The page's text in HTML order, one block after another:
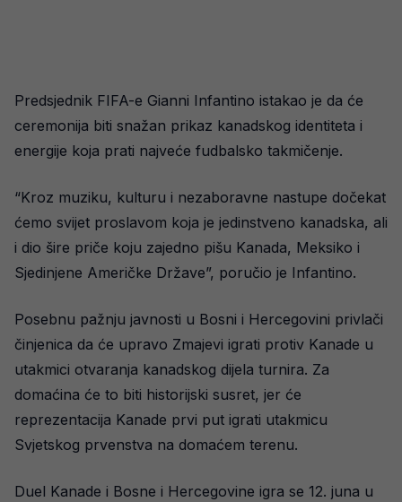
Predsjednik FIFA-e Gianni Infantino istakao je da će
ceremonija biti snažan prikaz kanadskog identiteta i
energije koja prati najveće fudbalsko takmičenje.
“Kroz muziku, kulturu i nezaboravne nastupe dočekat
ćemo svijet proslavom koja je jedinstveno kanadska, ali
i dio šire priče koju zajedno pišu Kanada, Meksiko i
Sjedinjene Američke Države”, poručio je Infantino.
Posebnu pažnju javnosti u Bosni i Hercegovini privlači
činjenica da će upravo Zmajevi igrati protiv Kanade u
utakmici otvaranja kanadskog dijela turnira. Za
domaćina će to biti historijski susret, jer će
reprezentacija Kanade prvi put igrati utakmicu
Svjetskog prvenstva na domaćem terenu.
Duel Kanade i Bosne i Hercegovine igra se 12. juna u